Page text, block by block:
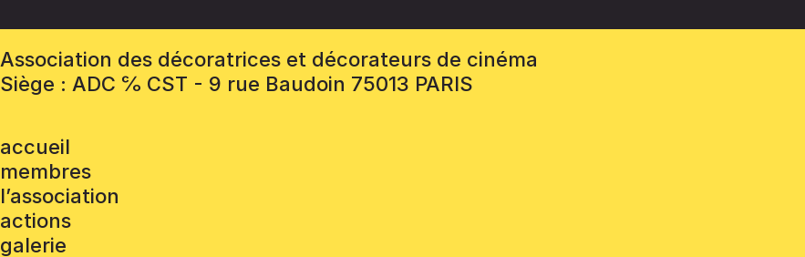
Association des décoratrices et décorateurs de cinéma
Siège : ADC ℅ CST - 9 rue Baudoin 75013 PARIS
accueil
membres
l’association
actions
galerie